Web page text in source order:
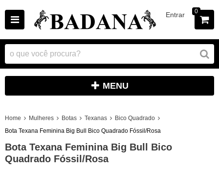
Entrar 0
MENU
Home Mulheres Botas Texanas
Bico Quadrado
Bota Texana Feminina Big Bull Bico Quadrado Fóssil/Rosa
Bota Texana Feminina Big Bull Bico
Quadrado Fóssil/Rosa